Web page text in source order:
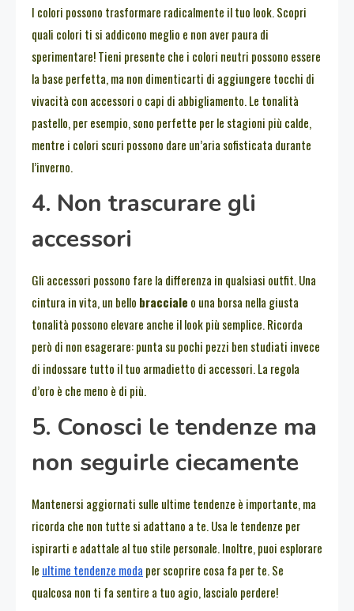
I colori possono trasformare radicalmente il tuo look. Scopri
quali colori ti si addicono meglio e non aver paura di
sperimentare! Tieni presente che i colori neutri possono essere
la base perfetta, ma non dimenticarti di aggiungere tocchi di
vivacità con accessori o capi di abbigliamento. Le tonalità
pastello, per esempio, sono perfette per le stagioni più calde,
mentre i colori scuri possono dare un’aria sofisticata durante
l’inverno.
4. Non trascurare gli
accessori
Gli accessori possono fare la differenza in qualsiasi outfit. Una
cintura in vita, un bello bracciale o una borsa nella giusta
tonalità possono elevare anche il look più semplice. Ricorda
però di non esagerare: punta su pochi pezzi ben studiati invece
di indossare tutto il tuo armadietto di accessori. La regola
d’oro è che meno è di più.
5. Conosci le tendenze ma
non seguirle ciecamente
Mantenersi aggiornati sulle ultime tendenze è importante, ma
ricorda che non tutte si adattano a te. Usa le tendenze per
ispirarti e adattale al tuo stile personale. Inoltre, puoi esplorare
le ultime tendenze moda per scoprire cosa fa per te. Se
qualcosa non ti fa sentire a tuo agio, lascialo perdere!